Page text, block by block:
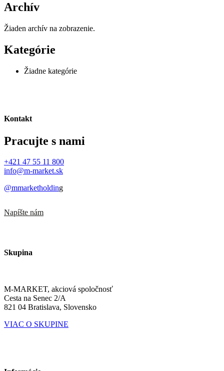
Archív
Žiaden archív na zobrazenie.
Kategórie
Žiadne kategórie
Kontakt
Pracujte s nami
+421 47 55 11 800
info@m-market.sk
@mmarketholding
Napíšte nám
Skupina
M-MARKET, akciová spoločnosť
Cesta na Senec 2/A
821 04 Bratislava, Slovensko
VIAC O SKUPINE